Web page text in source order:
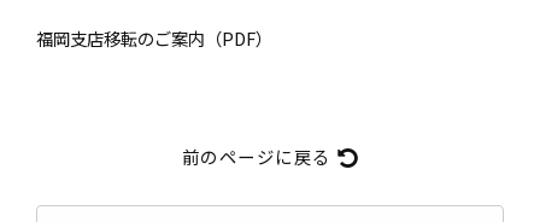
福岡支店移転のご案内（PDF）
前のページに戻る